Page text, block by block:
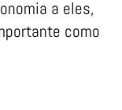
a eles,
como